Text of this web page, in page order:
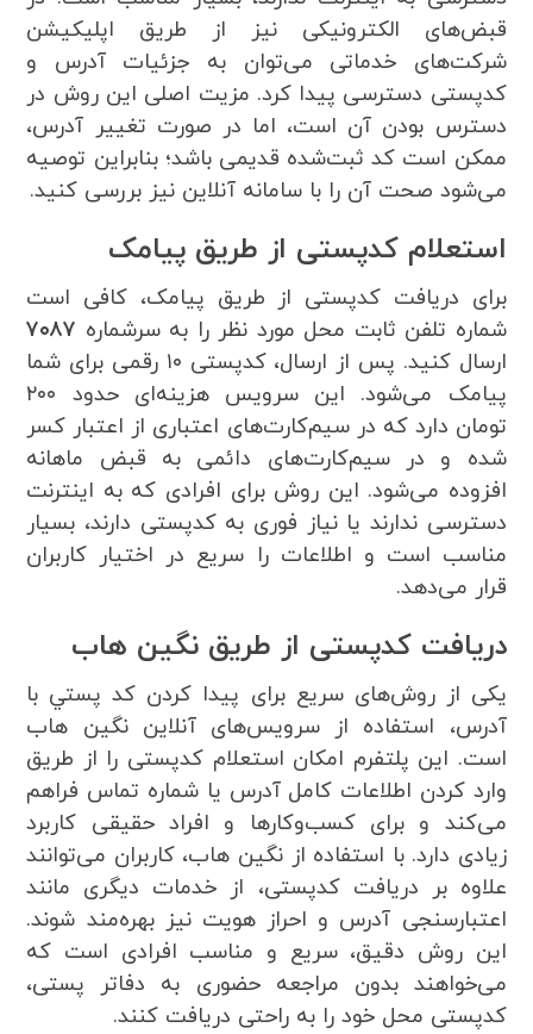
قبض‌های الکترونیکی نیز از طریق اپلیکیشن
شرکت‌های خدماتی می‌توان به جزئیات آدرس و
کدپستی دسترسی پیدا کرد. مزیت اصلی این روش در
دسترس بودن آن است، اما در صورت تغییر آدرس،
ممکن است کد ثبت‌شده قدیمی باشد؛ بنابراین توصیه
می‌شود صحت آن را با سامانه آنلاین نیز بررسی کنید.
استعلام کدپستی از طریق پیامک
برای دریافت کدپستی از طریق پیامک، کافی است
شماره تلفن ثابت محل مورد نظر را به سرشماره ۷۰۸۷
ارسال کنید. پس از ارسال، کدپستی ۱۰ رقمی برای شما
پیامک می‌شود. این سرویس هزینه‌ای حدود ۲۰۰
تومان دارد که در سیم‌کارت‌های اعتباری از اعتبار کسر
شده و در سیم‌کارت‌های دائمی به قبض ماهانه
افزوده می‌شود. این روش برای افرادی که به اینترنت
دسترسی ندارند یا نیاز فوری به کدپستی دارند، بسیار
مناسب است و اطلاعات را سریع در اختیار کاربران
قرار می‌دهد.
دریافت کدپستی از طریق نگین هاب
یکی از روش‌های سریع برای پيدا كردن كد پستي با
آدرس، استفاده از سرویس‌های آنلاین نگین هاب
است. این پلتفرم امکان استعلام کدپستی را از طریق
وارد کردن اطلاعات کامل آدرس یا شماره تماس فراهم
می‌کند و برای کسب‌وکارها و افراد حقیقی کاربرد
زیادی دارد. با استفاده از نگین هاب، کاربران می‌توانند
علاوه بر دریافت کدپستی، از خدمات دیگری مانند
اعتبارسنجی آدرس و احراز هویت نیز بهره‌مند شوند.
این روش دقیق، سریع و مناسب افرادی است که
می‌خواهند بدون مراجعه حضوری به دفاتر پستی،
کدپستی محل خود را به راحتی دریافت کنند.